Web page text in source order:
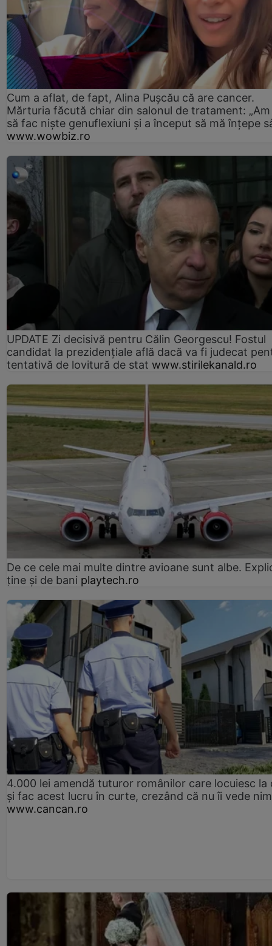
Cum a aflat, de fapt, Alina Pușcău că are cancer.
Mărturia făcută chiar din salonul de tratament:
să fac niște genuflexiuni și a început să mă înțepe
www.wowbiz.ro
UPDATE Zi decisivă pentru Călin Georgescu! Fostul
candidat la prezidențiale află dacă va fi judecat
tentativă de lovitură de stat www.stirilekanald.ro
De ce cele mai multe dintre avioane sunt albe.
ține și de bani playtech.ro
4.000 lei amendă tuturor românilor care locuiesc la
și fac acest lucru în curte, crezând că nu îi vede
www.cancan.ro